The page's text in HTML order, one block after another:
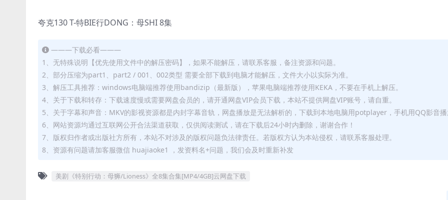
夸克130 T-特BIE行DONG：母SHI 8集
———下载必看———
1、无特殊说明【优先使用文件中的解压密码】，如果不能解压，请联系客服，备注资源和问题。
2、部分压缩为part1、part2 / 001、002类型 需要全部下载到电脑才能解压，文件大小以实际为准。
3、解压工具推荐：windows电脑端推荐使用bandizip（最新版），苹果电脑端推荐使用KEKA，不要在手机上解压。
4、关于下载和转存：下载速度慢或需要网盘会员的，请开通网盘VIP会员下载，本站不提供网盘VIP账号，请自重。
5、关于字幕和声音：MKV的影视资源都是内封字幕音轨，网盘播放是无法解析的，下载到本地电脑用potplayer，手机用QQ影音播
6、网站资源均通过互联网公开合法渠道获取，仅供阅读测试，请在下载后24小时内删除，谢谢合作！
7、版权归作者或出版社方所有，本站不对涉及的版权问题负法律责任。若版权方认为本站侵权，请联系客服处理。
8、资源有问题请加客服微信 huajiaoke1 ，发资料名+问题，我们会及时重新补发
美剧《特别行动：母狮/Lioness》全8集合集[MP4/4GB]云网盘下载